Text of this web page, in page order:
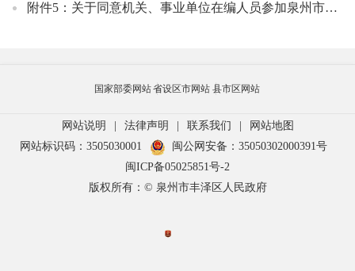
附件5：关于同意机关、事业单位在编人员参加泉州市事业单位公开招聘的情况说明.doc
国家部委网站省设区市网站 县市区网站
网站说明 | 法律声明 | 联系我们 |
网站地图
网站标识码：3505030001
闽公网安备：35050302000391号
闽ICP备05025851号-2
版权所有：© 泉州市丰泽区人民政府